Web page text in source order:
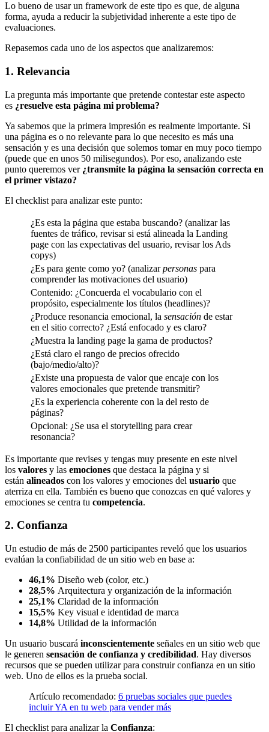
Lo bueno de usar un framework de este tipo es que, de alguna
forma, ayuda a reducir la subjetividad inherente a este tipo de
evaluaciones.
Repasemos cada uno de los aspectos que analizaremos:
1. Relevancia
La pregunta más importante que pretende contestar este aspecto
es ¿resuelve esta página mi problema?
Ya sabemos que la primera impresión es realmente importante. Si
una página es o no relevante para lo que necesito es más una
sensación y es una decisión que solemos tomar en muy poco tiempo
(puede que en unos 50 milisegundos). Por eso, analizando este
punto queremos ver¿transmite la página la sensación correcta en
el primer vistazo?
El checklist para analizar este punto:
¿Es esta la página que estaba buscando? (analizar las
fuentes de tráfico, revisar si está alineada la Landing
page con las expectativas del usuario, revisar los Ads
copys)
¿Es para gente como yo? (analizarpersonas para
comprender las motivaciones del usuario)
Contenido: ¿Concuerda el vocabulario con el
propósito, especialmente los títulos (headlines)?
¿Produce resonancia emocional, la sensación de estar
en el sitio correcto? ¿Está enfocado y es claro?
¿Muestra la landing page la gama de productos?
¿Está claro el rango de precios ofrecido
(bajo/medio/alto)?
¿Existe una propuesta de valor que encaje con los
valores emocionales que pretende transmitir?
¿Es la experiencia coherente con la del resto de
páginas?
Opcional: ¿Se usa el storytelling para crear
resonancia?
Es importante que revises y tengas muy presente en este nivel
los valores y las emociones que destaca la página y si
están alineados con los valores y emociones del usuario que
aterriza en ella. También es bueno que conozcas en qué valores y
emociones se centra tu competencia.
2. Confianza
Un estudio de más de 2500 participantes reveló que los usuarios
evalúan la confiabilidad de un sitio web en base a:
46,1% Diseño web (color, etc.)
28,5% Arquitectura y organización de la información
25,1% Claridad de la información
15,5% Key visual e identidad de marca
14,8% Utilidad de la información
Un usuario buscará inconscientemente señales en un sitio web que
le generen sensación de confianza y credibilidad. Hay diversos
recursos que se pueden utilizar para construir confianza en un sitio
web. Uno de ellos es la prueba social.
Artículo recomendado: 6 pruebas sociales que puedes
incluir YA en tu web para vender más
El checklist para analizar la Confianza: